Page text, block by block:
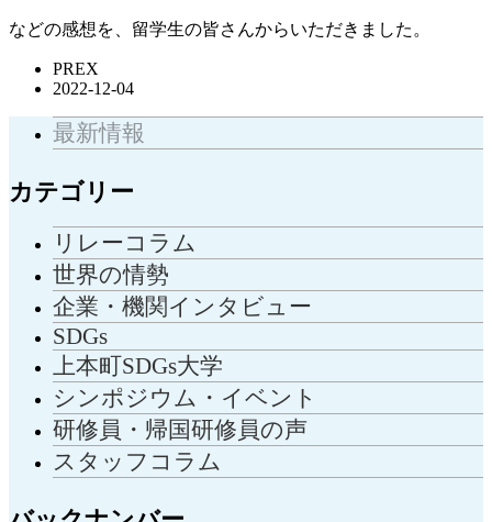
などの感想を、留学生の皆さんからいただきました。
PREX
2022-12-04
最新情報
カテゴリー
リレーコラム
世界の情勢
企業・機関インタビュー
SDGs
上本町SDGs大学
シンポジウム・イベント
研修員・帰国研修員の声
スタッフコラム